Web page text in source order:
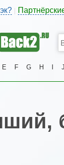
E F G H